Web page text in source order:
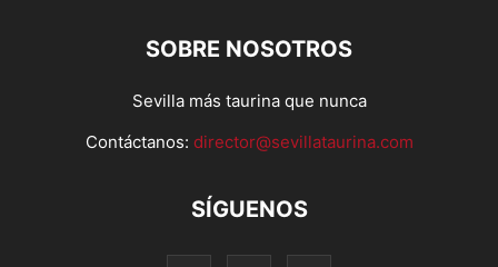
SOBRE NOSOTROS
Sevilla más taurina que nunca
Contáctanos: director@sevillataurina.com
SÍGUENOS